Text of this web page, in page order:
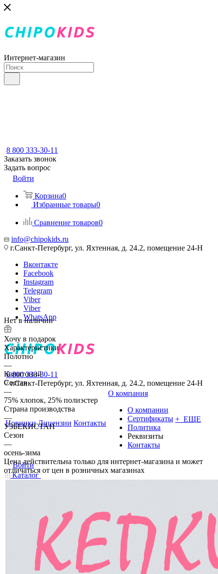
Интернет-магазин
8 800 333-30-11
Заказать звонок
Задать вопрос
Войти
Корзина0
Избранные товары0
Сравнение товаров0
info@chipokids.ru
г.Санкт-Петербург, ул. Яхтенная, д. 24.2, помещение 24-Н
Вконтакте
Facebook
Instagram
Telegram
Viber
Viber
WhatsApp
8 800 333-30-11
г.Санкт-Петербург, ул. Яхтенная, д. 24.2, помещение 24-Н
Новинки Лицензии Контакты
О компания
О компании
Сертификаты
Политика
Реквизиты
Контакты
+ ЕЩЕ
Войти
Каталог
Нет в наличии
Хочу в подарок
Характеристики
Полотно
—
Капитоний
Состав
—
75% хлопок, 25% полиэстер
Страна производства
—
УЗБЕКИСТАН
Сезон
—
осень-зима
Цена действительна только для интернет-магазина и может
отличаться от цен в розничных магазинах